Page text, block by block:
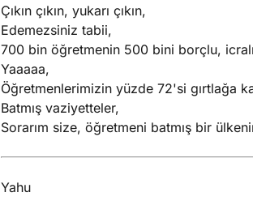
Çıkın çıkın, yukarı çıkın,
Edemezsiniz tabii,
700 bin öğretmenin 500 bini borçlu,
Yaaaaa,
Öğretmenlerimizin yüzde 72'si gırtlağa
Batmış vaziyetteler,
Sorarım size, öğretmeni batmış bir
Yahu